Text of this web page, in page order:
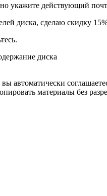
укажите действующий
диска, сделаю скидку
диска
автоматически
материалы без